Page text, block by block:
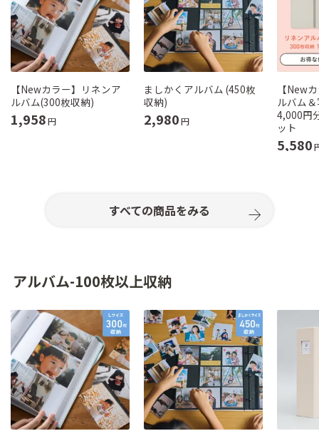
【Newカラー】リネンア
ルバム(300枚収納)
1,958円
ましかくアルバム (450枚
収納)
2,980円
【New
ルバム
4,000円
ット
5,580
すべての商品をみる
アルバム-100枚以上収納